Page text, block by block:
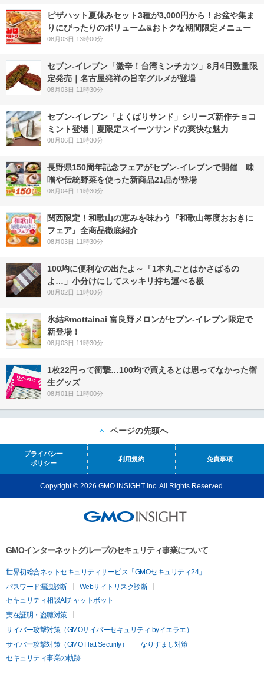
ピザハット夏休みセット3種が3,000円から！お盆や集ま
りにぴったりのボリューム&おトクな期間限定メニュー
08月03日 13時00分
セブン-イレブン「激辛！台湾ミンチカツ」8月4日数量限
定発売｜名古屋発祥の旨辛グルメが登場
08月03日 11時30分
セブン‐イレブン「よくばりサンド」シリーズ新作チョコ
ミント登場｜夏限定スイーツサンドの爽快な魅力
08月06日 11時30分
長野県150周年記念フェアがセブン-イレブンで開催 味
噌や伝統野菜を使った新商品21品が登場
08月04日 11時30分
関西限定！和歌山の恵みを味わう『和歌山毎度おおきに
フェア』全商品徹底紹介
08月03日 11時30分
100均に便利なの出たよ～「1本丸ごとはかさばるの
よ…」小分けにしてスッキリ持ち運べる板
08月02日 11時00分
氷結®mottainai 富良野メロンがセブン‐イレブン限定で
新登場！
08月03日 11時30分
1枚22円って衝撃…100均で買えるとは思ってなかった衛
生グッズ
08月01日 11時00分
ページの先頭へ
プライバシー
ポリシー
利用規約 免責事項
Copyright © 2026 GMO INSIGHT Inc. All Rights Reserved.
GMOインターネットグループのセキュリティ事業について
世界初総合ネットセキュリティサービス「GMOセキュリティ24」
パスワード漏洩診断
Webサイトリスク診断
セキュリティ相談AIチャットボット
実在証明・盗聴対策
サイバー攻撃対策（GMOサイバーセキュリティ byイエラエ）
サイバー攻撃対策（GMO Flatt Security）
なりすまし対策
セキュリティ事業の軌跡